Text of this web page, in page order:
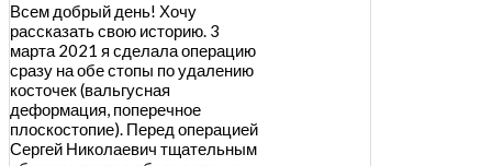
Всем добрый день! Хочу
рассказать свою историю. 3
марта 2021 я сделала операцию
сразу на обе стопы по удалению
косточек (вальгусная
деформация, поперечное
плоскостопие). Перед операцией
Сергей Николаевич тщательным